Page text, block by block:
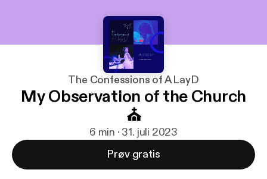
The Confessions of A LayD
My Observation of the Church
⛪️
6 min · 31. juli 2023
Prøv gratis